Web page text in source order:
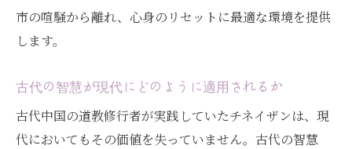
市の喧騒から離れ、心身のリセットに最適な環境を提供
します。
古代の智慧が現代にどのように適用されるか
古代中国の道教修行者が実践していたチネイザンは、現
代においてもその価値を失っていません。古代の智慧